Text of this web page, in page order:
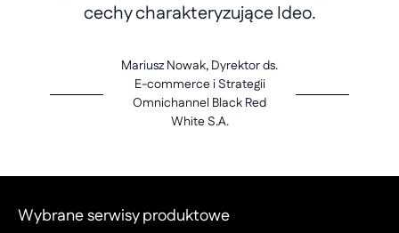
cechy charakteryzujące Ideo.
Mariusz Nowak, Dyrektor ds.
E-commerce i Strategii
Omnichannel Black Red
White S.A.
Wybrane serwisy produktowe